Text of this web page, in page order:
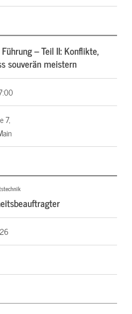
– Teil II: Konflikte,
souverän meistern
7,